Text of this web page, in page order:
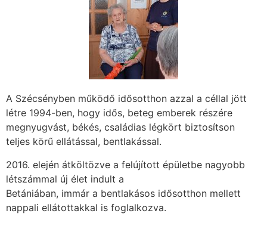
A Szécsényben működő idősotthon azzal a céllal jött
létre 1994-ben, hogy idős, beteg emberek részére
megnyugvást, békés, családias légkört biztosítson
teljes körű ellátással, bentlakással.
2016. elején átköltözve a felújított épületbe nagyobb
létszámmal új élet indult a
Betániában, immár a bentlakásos idősotthon mellett
nappali ellátottakkal is foglalkozva.